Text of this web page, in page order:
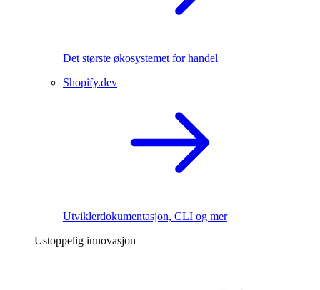
Det største økosystemet for handel
Shopify.dev
Utviklerdokumentasjon, CLI og mer
Ustoppelig innovasjon